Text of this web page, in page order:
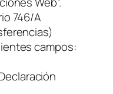
746/A
campos: